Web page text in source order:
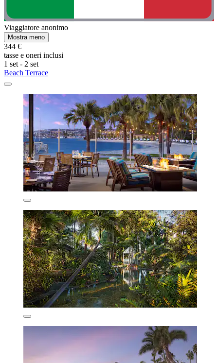
Viaggiatore anonimo
Mostra meno
344 €
tasse e oneri inclusi
1 set - 2 set
Beach Terrace